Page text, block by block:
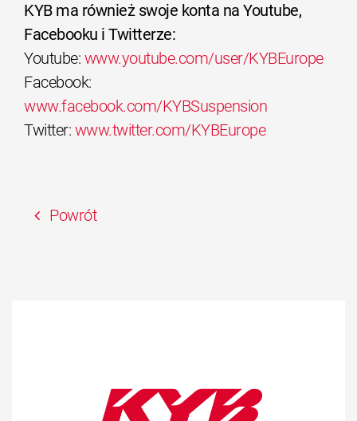
KYB ma również swoje konta na Youtube,
Facebooku i Twitterze:
Youtube: www.youtube.com/user/KYBEurope
Facebook:
www.facebook.com/KYBSuspension
Twitter: www.twitter.com/KYBEurope
Powrót